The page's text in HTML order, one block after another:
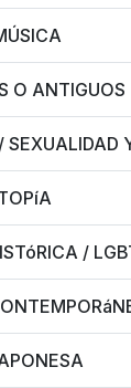
O ANTIGUOS
/